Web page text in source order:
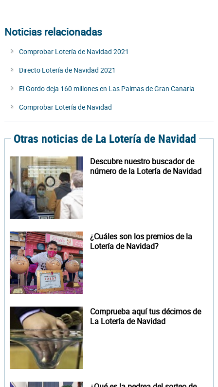
Noticias relacionadas
Comprobar Lotería de Navidad 2021
Directo Lotería de Navidad 2021
El Gordo deja 160 millones en Las Palmas de Gran Canaria
Comprobar Lotería de Navidad
Otras noticias de La Lotería de Navidad
Descubre nuestro buscador de
número de la Lotería de Navidad
¿Cuáles son los premios de la
Lotería de Navidad?
Comprueba aquí tus décimos de
La Lotería de Navidad